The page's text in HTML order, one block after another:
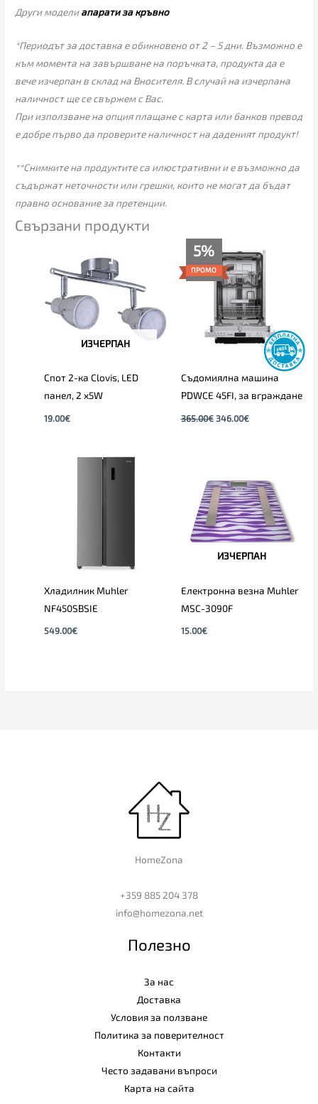
Други моделиапарати за кръвно
*Периодът за доставка е обикновено от 2 – 5 дни. Възможно е
към момента на завършване на поръчката, продукта да е
вече изчерпан в склад на Вносителя. В случай на изчерпана
наличност ще се свържем с Вас.
При използване на опция плащане с карта или банков превод
е добре първо да проверите наличност на даденият продукт!
**Снимките на продуктите са илюстративни и е възможно да
съдържат неточности или грешки, които не могат да бъдат
правно основание за претенции.
Свързани продукти
ИЗЧЕРПАН
Спот 2-ка Clovis, LED
панел, 2 х5W
19.00€
5%
ПРОМО
Съдомиялна машина
PDWCE 45FI, за вграждане
365.00€
price
was:
365.00€.
346.00€
цена
е:
346.00€.
Хладилник Muhler
NF450SBSIE
549.00€
ИЗЧЕРПАН
Електронна везна Muhler
MSC-3090F
15.00€
HomeZona
+359 885 204 378
info@homezona.net
Полезно
За нас
Доставка
Условия за ползване
Политика за поверителност
Контакти
Често задавани въпроси
Карта на сайта